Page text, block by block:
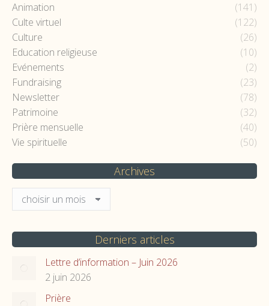
Animation
(141)
Culte virtuel
(122)
Culture
(26)
Education religieuse
(10)
Evénements
(2)
Fundraising
(23)
Newsletter
(78)
Patrimoine
(32)
Prière mensuelle
(40)
Vie spirituelle
(50)
Archives
Archives
Derniers articles
Lettre d’information – Juin 2026
2 juin 2026
Prière